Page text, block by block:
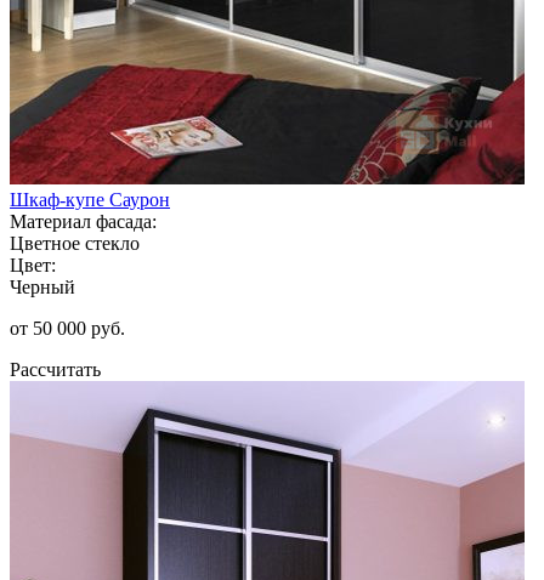
Шкаф-купе Саурон
Материал фасада:
Цветное стекло
Цвет:
Черный
от 50 000 руб.
Рассчитать